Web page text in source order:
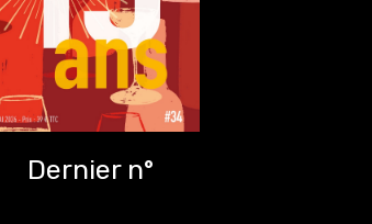
Dernier n°